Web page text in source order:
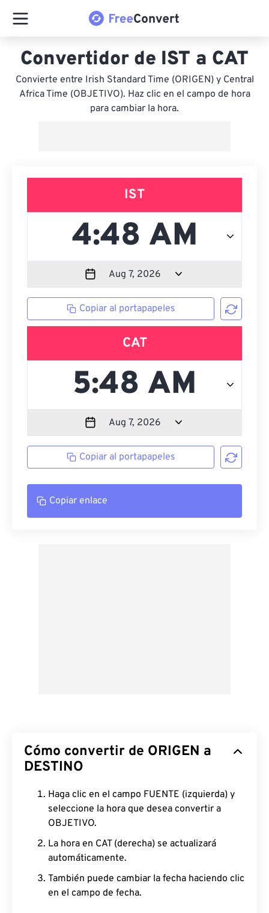
Convertidor de IST a CAT
Convierte entre Irish Standard Time (ORIGEN) y Central
Africa Time (OBJETIVO). Haz clic en el campo de hora
para cambiar la hora.
IST
Copiar al portapapeles
CAT
Copiar al portapapeles
Copiar enlace
Cómo convertir de ORIGEN a
DESTINO
Haga clic en el campo FUENTE (izquierda) y
seleccione la hora que desea convertir a
OBJETIVO.
La hora en CAT (derecha) se actualizará
automáticamente.
También puede cambiar la fecha haciendo clic
en el campo de fecha.